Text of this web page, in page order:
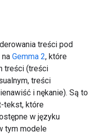
treści pod
Gemma 2, które
treści (treści
treści
i nękanie). Są to
tekst, które
w języku
tym modele